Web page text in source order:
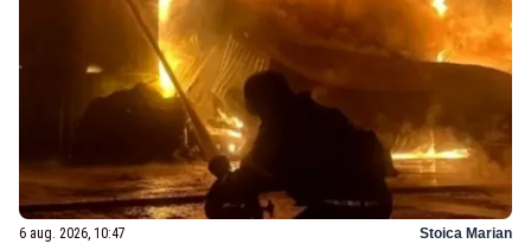
6 aug. 2026, 10:47 Stoica Marian